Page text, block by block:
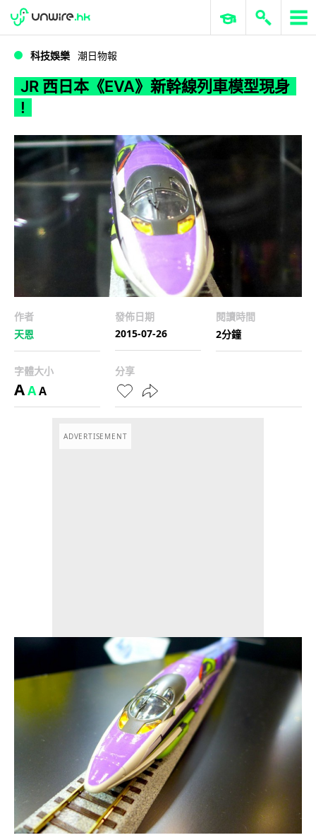
JR 西日本《EVA》新幹線列車模型現身 !
WWDC 2026 ERP 與商業 AI
科技娛樂 潮日物報
JR 西日本《EVA》新幹線列車模型現身
!
作者
天恩
發佈日期
2015-07-26
閱讀時間
2分鐘
字體大小
AAA
分享
ADVERTISEMENT